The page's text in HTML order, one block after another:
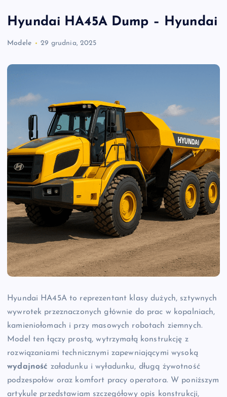
Hyundai HA45A Dump – Hyundai
Modele 29 grudnia, 2025
Hyundai HA45A to reprezentant klasy dużych, sztywnych
wywrotek przeznaczonych głównie do prac w kopalniach,
kamieniołomach i przy masowych robotach ziemnych.
Model ten łączy prostą, wytrzymałą konstrukcję z
rozwiązaniami technicznymi zapewniającymi wysoką
wydajność załadunku i wyładunku, długą żywotność
podzespołów oraz komfort pracy operatora. W poniższym
artykule przedstawiam szczegółowy opis konstrukcji,